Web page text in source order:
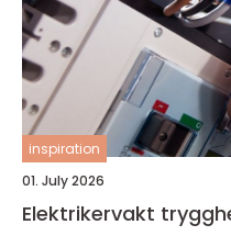
inspiration
01. July 2026